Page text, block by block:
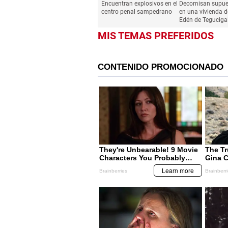
Encuentran explosivos en el
centro penal sampedrano
Decomisan
en una vivienda
Edén de
MIS TEMAS PREFERIDOS